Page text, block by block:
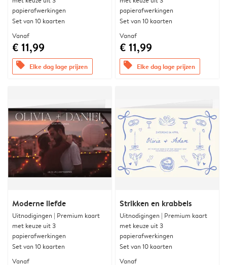
papierafwerkingen
Set van 10 kaarten
Vanaf
€ 11,99
offers Elke dag lage prijzen
papierafwerkingen
Set van 10 kaarten
Vanaf
€ 11,99
offers Elke dag lage prijzen
Moderne liefde
Uitnodigingen | Premium kaart
met keuze uit 3
papierafwerkingen
Set van 10 kaarten
Vanaf
Strikken en krabbels
Uitnodigingen | Premium kaart
met keuze uit 3
papierafwerkingen
Set van 10 kaarten
Vanaf